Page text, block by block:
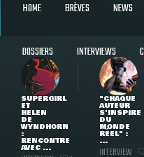
HOME BRÈVES NEWS
DOSSIERS INTERVIEWS
SUPERGIRL
ET
HELEN
DE
WYNDHORN
:
RENCONTRE
AVEC ...
"CHAQUE
AUTEUR
S'INSPIRE
DU
MONDE
RÉEL" :
...
INTERVIEW